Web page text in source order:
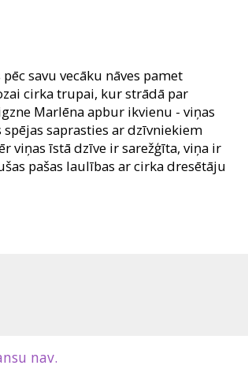
savu vecāku nāves pamet
cirka trupai, kur strādā par
Marlēna apbur ikvienu - viņas
saprasties ar dzīvniekiem
viņas īstā dzīve ir sarežģīta, viņa ir
pašas laulības ar cirka dresētāju
tomēr viņiem priekšā ir daudz
nav.